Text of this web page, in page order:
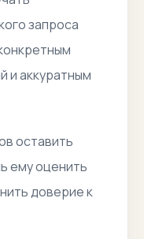
запроса
и аккуратным
оставить
ему оценить
доверие к